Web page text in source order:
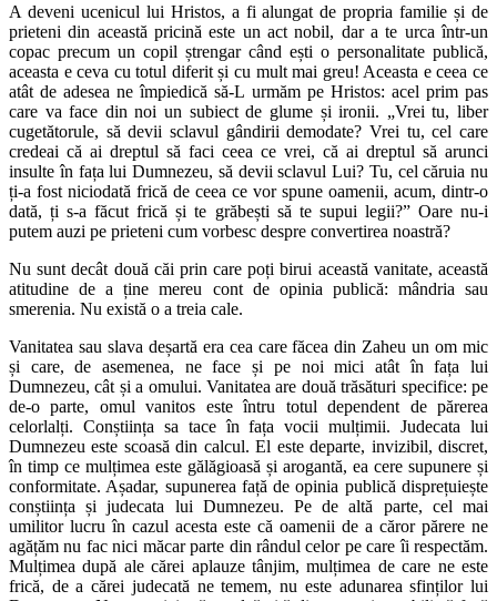
A deveni ucenicul lui Hristos, a fi alungat de propria familie și de
prieteni din această pricină este un act nobil, dar a te urca într-un
copac precum un copil ștrengar când ești o personalitate publică,
aceasta e ceva cu totul diferit și cu mult mai greu! Aceasta e ceea ce
atât de adesea ne împiedică să-L urmăm pe Hristos: acel prim pas
care va face din noi un subiect de glume și ironii. „Vrei tu, liber
cugetătorule, să devii sclavul gândirii demodate? Vrei tu, cel care
credeai că ai dreptul să faci ceea ce vrei, că ai dreptul să arunci
insulte în fața lui Dumnezeu, să devii sclavul Lui? Tu, cel căruia nu
ți-a fost niciodată frică de ceea ce vor spune oamenii, acum, dintr-o
dată, ți s-a făcut frică și te grăbești să te supui legii?” Oare nu-i
putem auzi pe prieteni cum vorbesc despre convertirea noastră?
Nu sunt decât două căi prin care poți birui această vanitate, această
atitudine de a ține mereu cont de opinia publică: mândria sau
smerenia. Nu există o a treia cale.
Vanitatea sau slava deșartă era cea care făcea din Zaheu un om mic
și care, de asemenea, ne face și pe noi mici atât în fața lui
Dumnezeu, cât și a omului. Vanitatea are două trăsături specifice: pe
de-o parte, omul vanitos este întru totul dependent de părerea
celorlalți. Conștiința sa tace în fața vocii mulțimii. Judecata lui
Dumnezeu este scoasă din calcul. El este departe, invizibil, discret,
în timp ce mulțimea este gălăgioasă și arogantă, ea cere supunere și
conformitate. Așadar, supunerea față de opinia publică disprețuiește
conștiința și judecata lui Dumnezeu. Pe de altă parte, cel mai
umilitor lucru în cazul acesta este că oamenii de a căror părere ne
agățăm nu fac nici măcar parte din rândul celor pe care îi respectăm.
Mulțimea după ale cărei aplauze tânjim, mulțimea de care ne este
frică, de a cărei judecată ne temem, nu este adunarea sfinților lui